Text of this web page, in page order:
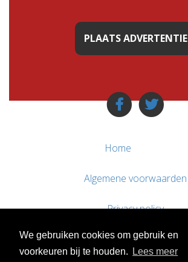
We gebruiken cookies om gebruik en
voorkeuren bij te houden.
Lees meer
PLAATS ADVERTENTIE
Home
Algemene voorwaarden
Privacy policy
Contact / Support